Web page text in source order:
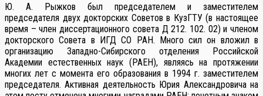
Ю. А. Рыжков был председателем и заместителем
председателя двух докторских Советов в КузГТУ (в настоящее
время – член диссертационного совета Д 212. 102. 02) и членом
докторского Совета в ИГД СО РАН. Много сил он вложил в
организацию Западно-Сибирского отделения Российской
Академии естественных наук (РАЕН), являясь на протяжении
многих лет с момента его образования в 1994 г. заместителем
председателя. Активная деятельность Юрия Александровича на